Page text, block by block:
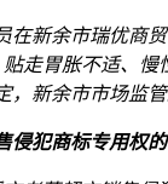
在新余市瑞优商
走胃胀不适、
新余市市场监
侵犯商标专用权